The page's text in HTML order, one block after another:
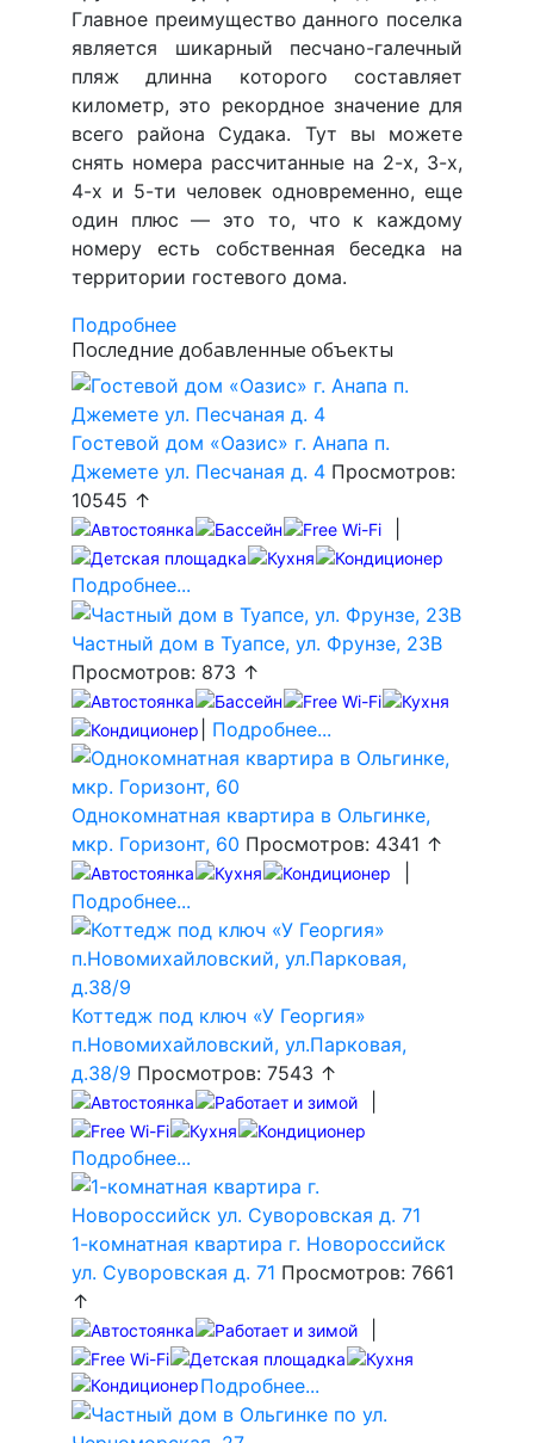
Главное преимущество данного поселка
является шикарный песчано-галечный
пляж длинна которого составляет
километр, это рекордное значение для
всего района Судака. Тут вы можете
снять номера рассчитанные на 2-х, 3-х,
4-х и 5-ти человек одновременно, еще
один плюс — это то, что к каждому
номеру есть собственная беседка на
территории гостевого дома.
Подробнее
Последние добавленные объекты
Гостевой дом «Оазис» г. Анапа п.
Джемете ул. Песчаная д. 4 Просмотров:
10545 ↑
Подробнее...
Частный дом в Туапсе, ул. Фрунзе, 23В
Просмотров: 873 ↑
Подробнее...
Однокомнатная квартира в Ольгинке,
мкр. Горизонт, 60 Просмотров: 4341 ↑
Подробнее...
Коттедж под ключ «У Георгия»
п.Новомихайловский, ул.Парковая,
д.38/9 Просмотров: 7543 ↑
Подробнее...
1-комнатная квартира г. Новороссийск
ул. Суворовская д. 71 Просмотров: 7661
↑
Подробнее...